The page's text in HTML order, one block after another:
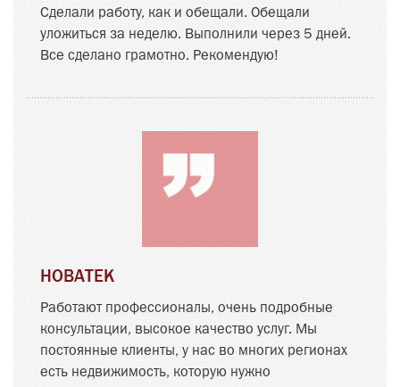
Сделали работу, как и обещали. Обещали
уложиться за неделю. Выполнили через 5 дней.
Все сделано грамотно. Рекомендую!
НОВАТЕК
Работают профессионалы, очень подробные
консультации, высокое качество услуг. Мы
постоянные клиенты, у нас во многих регионах
есть недвижимость, которую нужно